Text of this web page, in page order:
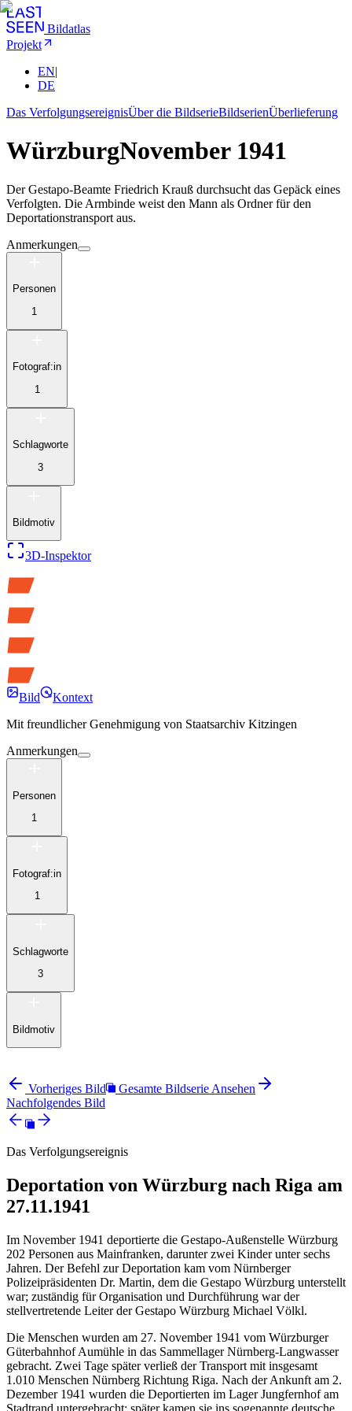
Bildatlas
Projekt
EN|
DE
Das VerfolgungsereignisÜber die BildserieBildserienÜberlieferung
WürzburgNovember 1941
Der Gestapo-Beamte Friedrich Krauß durchsucht das Gepäck eines
Verfolgten. Die Armbinde weist den Mann als Ordner für den
Deportationstransport aus.
Anmerkungen
Personen
1
Fotograf:in
1
Schlagworte
3
Bildmotiv
3D-Inspektor
Bild
Kontext
Mit freundlicher Genehmigung von Staatsarchiv Kitzingen
Anmerkungen
Personen
1
Fotograf:in
1
Schlagworte
3
Bildmotiv
Vorheriges Bild
Gesamte Bildserie Ansehen
Nachfolgendes Bild
Das Verfolgungsereignis
Deportation von Würzburg nach Riga am
27.11.1941
Im November 1941 deportierte die Gestapo-Außenstelle Würzburg
202 Personen aus Mainfranken, darunter zwei Kinder unter sechs
Jahren. Der Befehl zur Deportation kam vom Nürnberger
Polizeipräsidenten Dr. Martin, dem die Gestapo Würzburg unterstellt
war; zuständig für Organisation und Durchführung war der
stellvertretende Leiter der Gestapo Würzburg Michael Völkl.
Die Menschen wurden am 27. November 1941 vom Würzburger
Güterbahnhof Aumühle in das Sammellager Nürnberg-Langwasser
gebracht. Zwei Tage später verließ der Transport mit insgesamt
1.010 Menschen Nürnberg Richtung Riga. Nach der Ankunft am 2.
Dezember 1941 wurden die Deportierten im Lager Jungfernhof am
Stadtrand untergebracht; später kamen sie ins sogenannte deutsche